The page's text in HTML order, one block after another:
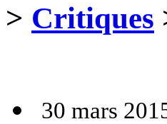
> Critiques
30 mars